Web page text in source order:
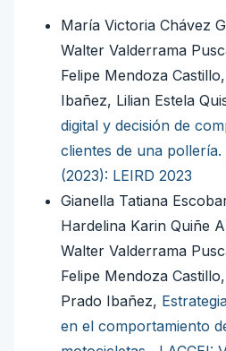
María Victoria Chávez
Walter Valderrama
Felipe Mendoza
Ibañez, Lilian Estela
digital y decisión de
clientes de una pollería.
(2023): LEIRD 2023
Gianella Tatiana
Hardelina Karin Quiñe
Walter Valderrama
Felipe Mendoza
Prado Ibañez,
en el comportamiento